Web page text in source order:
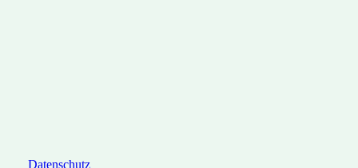
Datenschutz